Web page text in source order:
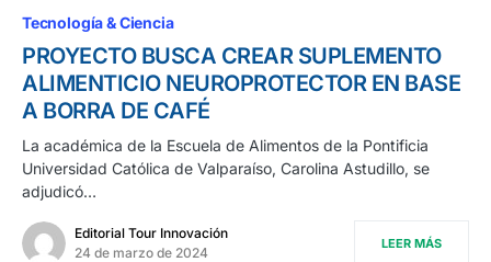
Tecnología & Ciencia
PROYECTO BUSCA CREAR SUPLEMENTO
ALIMENTICIO NEUROPROTECTOR EN BASE
A BORRA DE CAFÉ
La académica de la Escuela de Alimentos de la Pontificia
Universidad Católica de Valparaíso, Carolina Astudillo, se
adjudicó…
Editorial Tour Innovación
24 de marzo de 2024
LEER MÁS